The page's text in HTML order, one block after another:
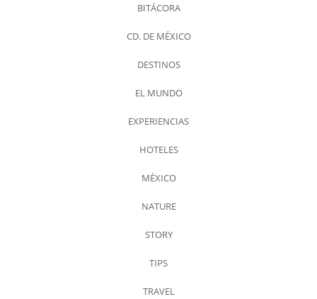
BITÁCORA
CD. DE MÉXICO
DESTINOS
EL MUNDO
EXPERIENCIAS
HOTELES
MÉXICO
NATURE
STORY
TIPS
TRAVEL